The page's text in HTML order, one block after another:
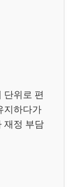
단위로 편
지하다가
재정 부담